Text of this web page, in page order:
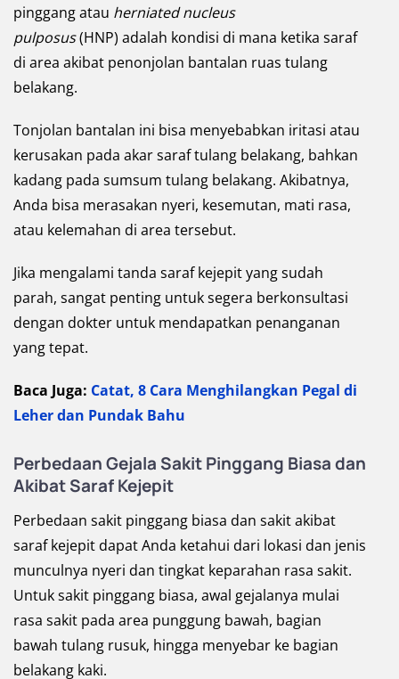
pinggang atau herniated nucleus
pulposus(HNP) adalah kondisi di mana ketika saraf
di area akibat penonjolan bantalan ruas tulang
belakang.
Tonjolan bantalan ini bisa menyebabkan iritasi atau
kerusakan pada akar saraf tulang belakang, bahkan
kadang pada sumsum tulang belakang. Akibatnya,
Anda bisa merasakan nyeri, kesemutan, mati rasa,
atau kelemahan di area tersebut.
Jika mengalami tanda saraf kejepit yang sudah
parah, sangat penting untuk segera berkonsultasi
dengan dokter untuk mendapatkan penanganan
yang tepat.
Baca Juga: Catat, 8 Cara Menghilangkan Pegal di
Leher dan Pundak Bahu
Perbedaan Gejala Sakit Pinggang Biasa dan
Akibat Saraf Kejepit
Perbedaan sakit pinggang biasa dan sakit akibat
saraf kejepit dapat Anda ketahui dari lokasi dan jenis
munculnya nyeri dan tingkat keparahan rasa sakit.
Untuk sakit pinggang biasa, awal gejalanya mulai
rasa sakit pada area punggung bawah, bagian
bawah tulang rusuk, hingga menyebar ke bagian
belakang kaki.